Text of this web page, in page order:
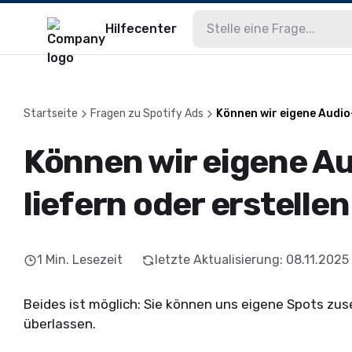
Hilfecenter
Startseite Fragen zu Spotify Ads Können wir eigene
Können wir eigene
liefern oder erstellen
1 Min. Lesezeit letzte Aktualisierung: 08.11.2025
Beides ist möglich: Sie können uns eigene Spots
überlassen.